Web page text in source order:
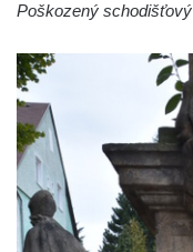
Poškozený